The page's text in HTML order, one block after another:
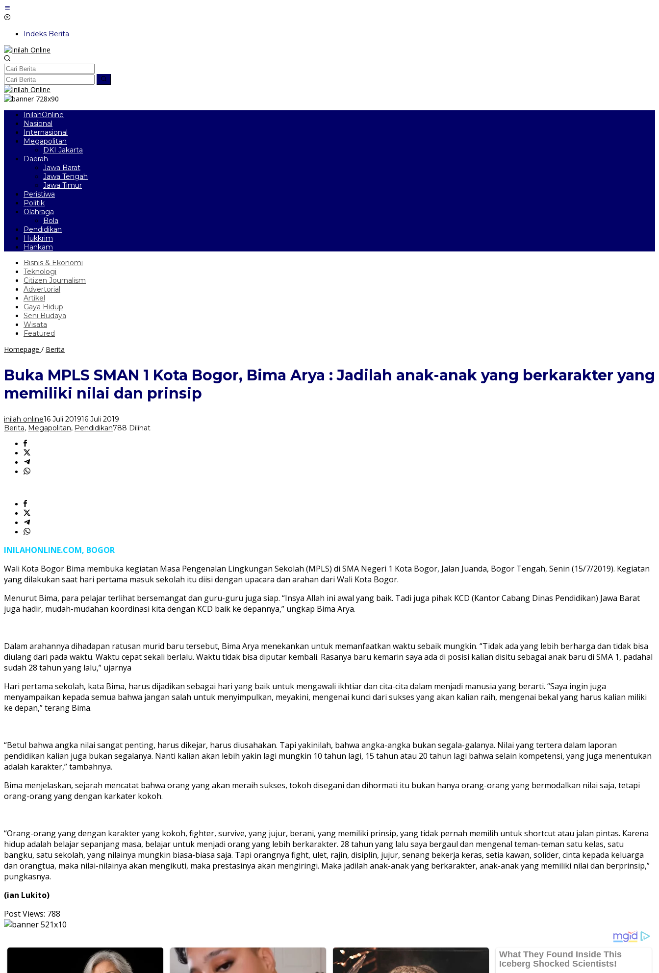
Lewati
ke
Indeks Berita
InilahOnline
Nasional
Internasional
Megapolitan
DKI Jakarta
Daerah
Jawa Barat
Jawa Tengah
Jawa Timur
Peristiwa
Politik
Olahraga
Bola
Pendidikan
Hukkrim
Hankam
Bisnis & Ekonomi
Teknologi
Citizen Journalism
Advertorial
Artikel
Gaya Hidup
Seni Budaya
Wisata
Featured
Homepage / Berita
SMAN
1
Kota
Bogor,
Arya
:
Jadilah
Buka MPLS SMAN 1 Kota Bogor, Bima Arya : Jadilah anak-anak yang berkarakter yang
memiliki nilai dan prinsip
inilah online16 Juli 201916 Juli 2019
Berita, Megapolitan, Pendidikan788 Dilihat
INILAHONLINE.COM, BOGOR
Wali Kota Bogor Bima membuka kegiatan Masa Pengenalan Lingkungan Sekolah (MPLS) di SMA Negeri 1 Kota Bogor, Jalan Juanda, Bogor Tengah, Senin (15/7/2019). Kegiatan
yang dilakukan saat hari pertama masuk sekolah itu diisi dengan upacara dan arahan dari Wali Kota Bogor.
Menurut Bima, para pelajar terlihat bersemangat dan guru-guru juga siap. “Insya Allah ini awal yang baik. Tadi juga pihak KCD (Kantor Cabang Dinas Pendidikan) Jawa Barat
juga hadir, mudah-mudahan koordinasi kita dengan KCD baik ke depannya,” ungkap Bima Arya.
Dalam arahannya dihadapan ratusan murid baru tersebut, Bima Arya menekankan untuk memanfaatkan waktu sebaik mungkin. “Tidak ada yang lebih berharga dan tidak bisa
diulang dari pada waktu. Waktu cepat sekali berlalu. Waktu tidak bisa diputar kembali. Rasanya baru kemarin saya ada di posisi kalian disitu sebagai anak baru di SMA 1, padahal
sudah 28 tahun yang lalu,” ujarnya
Hari pertama sekolah, kata Bima, harus dijadikan sebagai hari yang baik untuk mengawali ikhtiar dan cita-cita dalam menjadi manusia yang berarti. “Saya ingin juga
menyampaikan kepada semua bahwa jangan salah untuk menyimpulkan, meyakini, mengenai kunci dari sukses yang akan kalian raih, mengenai bekal yang harus kalian miliki
ke depan,” terang Bima.
“Betul bahwa angka nilai sangat penting, harus dikejar, harus diusahakan. Tapi yakinilah, bahwa angka-angka bukan segala-galanya. Nilai yang tertera dalam laporan
pendidikan kalian juga bukan segalanya. Nanti kalian akan lebih yakin lagi mungkin 10 tahun lagi, 15 tahun atau 20 tahun lagi bahwa selain kompetensi, yang juga menentukan
adalah karakter,” tambahnya.
Bima menjelaskan, sejarah mencatat bahwa orang yang akan meraih sukses, tokoh disegani dan dihormati itu bukan hanya orang-orang yang bermodalkan nilai saja, tetapi
orang-orang yang dengan karkater kokoh.
“Orang-orang yang dengan karakter yang kokoh, fighter, survive, yang jujur, berani, yang memiliki prinsip, yang tidak pernah memilih untuk shortcut atau jalan pintas. Karena
hidup adalah belajar sepanjang masa, belajar untuk menjadi orang yang lebih berkarakter. 28 tahun yang lalu saya bergaul dan mengenal teman-teman satu kelas, satu
bangku, satu sekolah, yang nilainya mungkin biasa-biasa saja. Tapi orangnya fight, ulet, rajin, disiplin, jujur, senang bekerja keras, setia kawan, solider, cinta kepada keluarga
dan orangtua, maka nilai-nilainya akan mengikuti, maka prestasinya akan mengiringi. Maka jadilah anak-anak yang berkarakter, anak-anak yang memiliki nilai dan berprinsip,”
pungkasnya.
(ian Lukito)
Post Views: 788